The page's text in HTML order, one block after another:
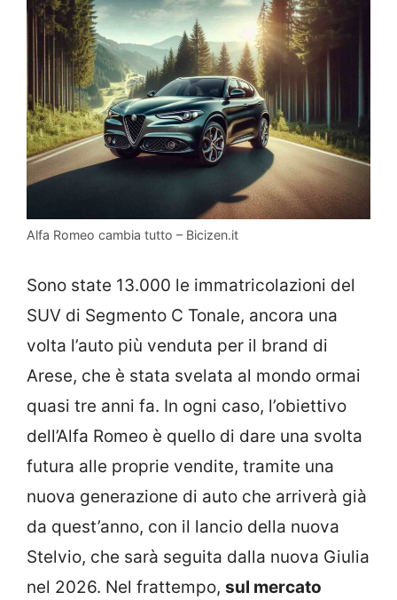
Alfa Romeo cambia tutto – Bicizen.it
Sono state 13.000 le immatricolazioni del
SUV di Segmento C Tonale, ancora una
volta l’auto più venduta per il brand di
Arese, che è stata svelata al mondo ormai
quasi tre anni fa. In ogni caso, l’obiettivo
dell’Alfa Romeo è quello di dare una svolta
futura alle proprie vendite, tramite una
nuova generazione di auto che arriverà già
da quest’anno, con il lancio della nuova
Stelvio, che sarà seguita dalla nuova Giulia
nel 2026. Nel frattempo, sul mercato